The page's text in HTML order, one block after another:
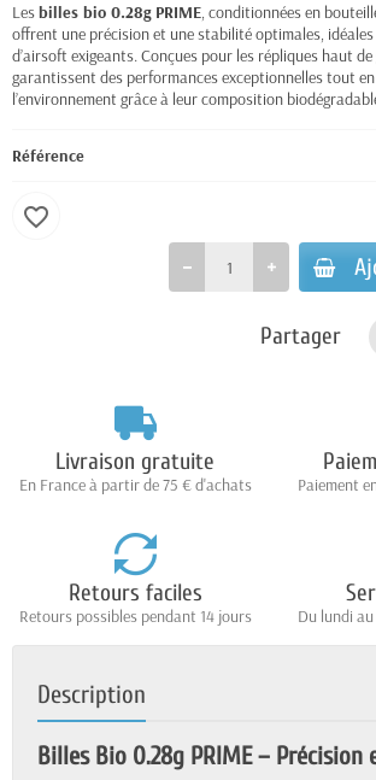
Lesbilles bio 0.28g PRIME, conditionnées en
offrent une précision et une stabilité optimales,
d’airsoft exigeants. Conçues pour les répliques haut de
garantissent des performances exceptionnelles tout
l’environnement grâce à leur composition
Référence
favorite_border
Partager
Livraison gratuite
En France à partir de 75 € d'achats Paiement
Retours faciles
Retours possibles pendant 14 jours Du lundi
Description
Billes Bio 0.28g PRIME – Précision